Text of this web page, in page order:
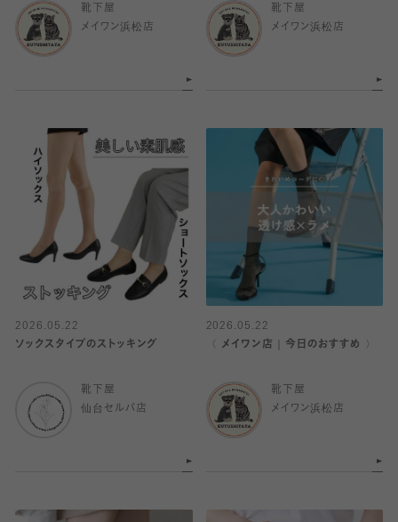
靴下屋
メイワン浜松店
靴下屋
メイワン浜松店
2026.05.22
ソックスタイプのストッキング
靴下屋
仙台セルバ店
2026.05.22
〈 メイワン店｜今日のおすすめ 〉
靴下屋
メイワン浜松店